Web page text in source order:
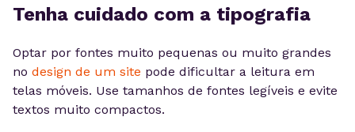
Tenha cuidado com a tipografia
Optar por fontes muito pequenas ou muito grandes
no design de um site pode dificultar a leitura em
telas móveis. Use tamanhos de fontes legíveis e evite
textos muito compactos.